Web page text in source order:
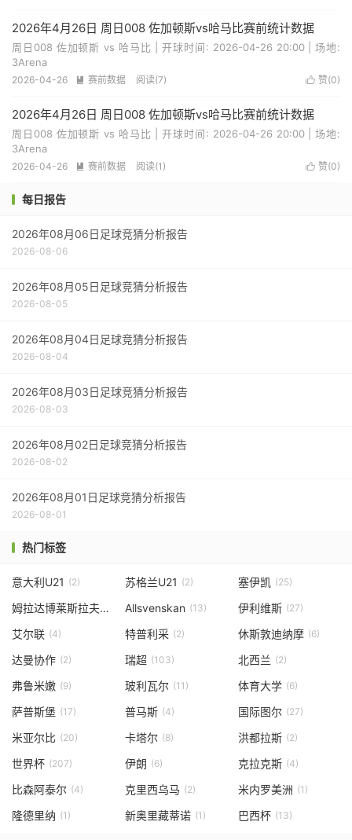
2026年4月26日 周日008 佐加顿斯vs哈马比赛前统计数据
周日008 佐加顿斯 vs 哈马比 | 开球时间: 2026-04-26 20:00 | 场地:
3Arena
 赞(0)
2026-04-26  赛前数据 阅读(7)
2026年4月26日 周日008 佐加顿斯vs哈马比赛前统计数据
周日008 佐加顿斯 vs 哈马比 | 开球时间: 2026-04-26 20:00 | 场地:
3Arena
 赞(0)
2026-04-26  赛前数据 阅读(1)
每日报告
2026年08月06日足球竞猜分析报告
2026-08-06
2026年08月05日足球竞猜分析报告
2026-08-05
2026年08月04日足球竞猜分析报告
2026-08-04
2026年08月03日足球竞猜分析报告
2026-08-03
2026年08月02日足球竞猜分析报告
2026-08-02
2026年08月01日足球竞猜分析报告
2026-08-01
热门标签
意大利U21 (2) 苏格兰U21 (2) 塞伊凯 (25)
姆拉达博莱斯拉夫
(1) Allsvenskan (13) 伊利维斯 (27)
艾尔联 (4) 特普利采 (2) 休斯敦迪纳摩 (6)
达曼协作 (2) 瑞超 (103) 北西兰 (2)
弗鲁米嫩 (9) 玻利瓦尔 (11) 体育大学 (6)
萨普斯堡 (17) 普马斯 (4) 国际图尔 (27)
米亚尔比 (20) 卡塔尔 (8) 洪都拉斯 (2)
世界杯 (207) 伊朗 (6) 克拉克斯 (4)
比森阿泰尔 (4) 克里西乌马 (2) 米内罗美洲 (1)
隆德里纳 (1) 新奥里藏蒂诺 (1) 巴西杯 (13)